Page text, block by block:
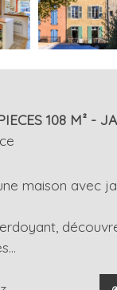
108 M² -
maison avec